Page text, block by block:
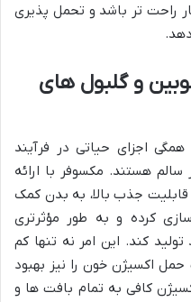
راحت تر باشد و تحمل پذیری
و گلبول های
آهن، فولیک اسید و ویتامین B12 همگی اجزای حیاتی در فرآیند
سالم هستند. مکسوفر با ارائه
جذب بالا، به بدن کمک
کرده و به طور مؤثرتری
کند. این امر نه تنها کم
اکسیژن خون را نیز بهبود
کافی به تمام بافت ها و